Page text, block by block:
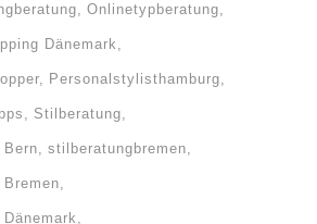
Onlinetypberatung
Dänemark
Personalstylisthamburg
Stilberatung
stilberatungbremen